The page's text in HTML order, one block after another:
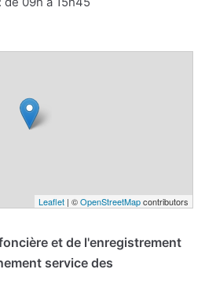
Leaflet | ©OpenStreetMapcontributors
et de l'enregistrement
service des